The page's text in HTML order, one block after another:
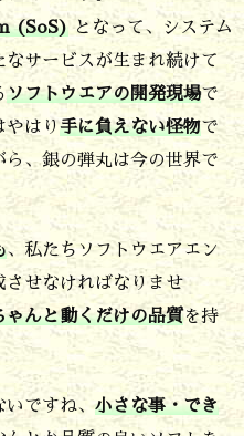
(SoS) となって、システム
サービスが生まれ続けて
ソフトウエアの開発現場で
やはり手に負えない怪物で
、銀の弾丸は今の世界で
、私たちソフトウエアエン
せなければなりませ
ゃんと動くだけの品質を持
いですね、小さな事・でき